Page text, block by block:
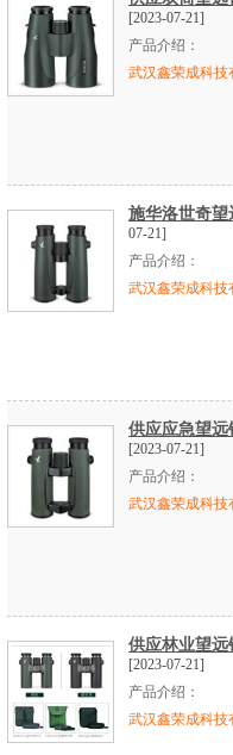
[2023-07-21]
产品介绍：
武汉鑫荣成科技
施华洛世奇望
07-21]
产品介绍：
武汉鑫荣成科技
供应应急望远
[2023-07-21]
产品介绍：
武汉鑫荣成科技
供应林业望远
[2023-07-21]
产品介绍：
武汉鑫荣成科技